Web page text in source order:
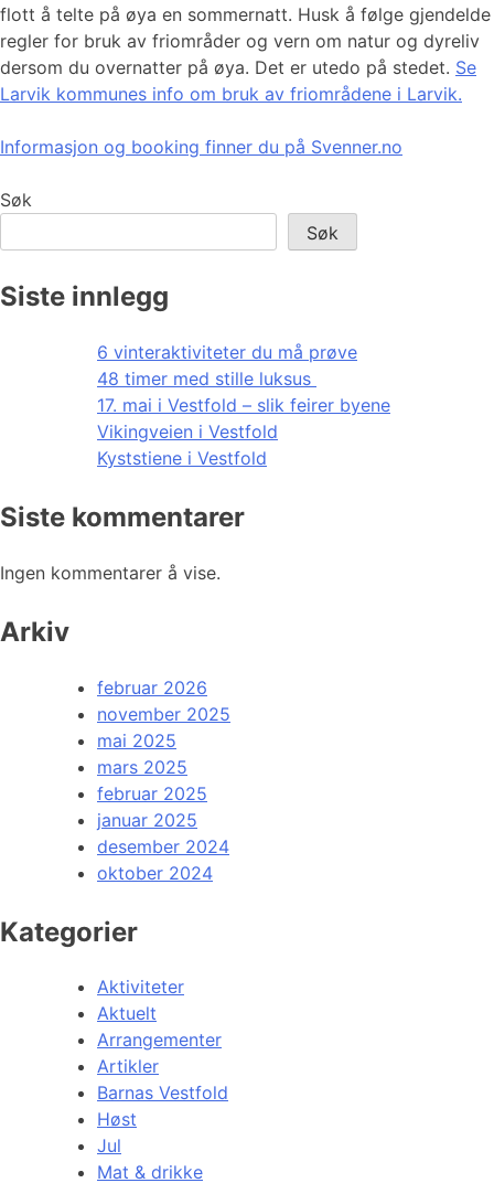
flott å telte på øya en sommernatt. Husk å følge gjendelde
regler for bruk av friområder og vern om natur og dyreliv
dersom du overnatter på øya. Det er utedo på stedet. Se
Larvik kommunes info om bruk av friområdene i Larvik.
Informasjon og booking finner du på Svenner.no
Søk
Søk
Siste innlegg
6 vinteraktiviteter du må prøve
48 timer med stille luksus
17. mai i Vestfold – slik feirer byene
Vikingveien i Vestfold
Kyststiene i Vestfold
Siste kommentarer
Ingen kommentarer å vise.
Arkiv
februar 2026
november 2025
mai 2025
mars 2025
februar 2025
januar 2025
desember 2024
oktober 2024
Kategorier
Aktiviteter
Aktuelt
Arrangementer
Artikler
Barnas Vestfold
Høst
Jul
Mat & drikke